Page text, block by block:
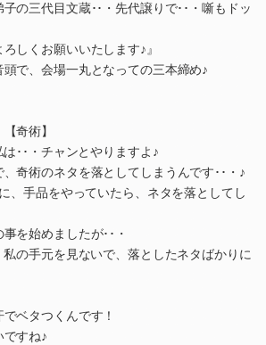
の三代目文蔵･･・先代譲りで･･・噺もドッ
しくお願いいたします♪』
で、会場一丸となっての三本締め♪
術】
･･・チャンとやりますよ♪
奇術のネタを落としてしまうんです･･・♪
、手品をやっていたら、ネタを落としてし
を始めましたが･･・
の手元を見ないで、落としたネタばかりに
ベタつくんです！
すね♪